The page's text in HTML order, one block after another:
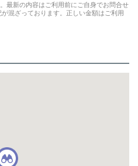
最新の内容はご利用前にご自身でお問合せ
混ざっております。正しい金額はご利用